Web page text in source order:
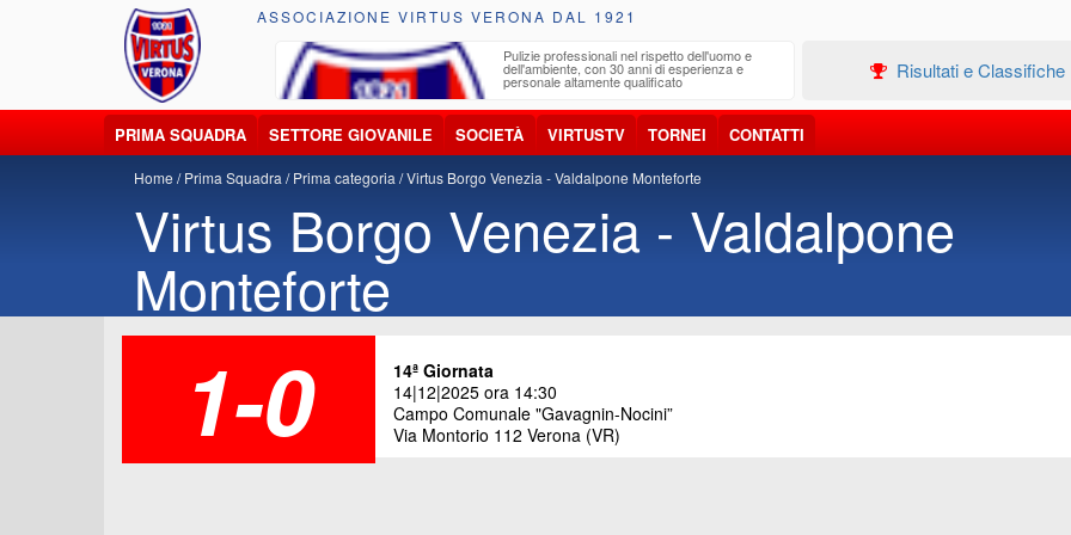
ASSOCIAZIONE VIRTUS VERONA DAL 1921
trasporto, smaltimento e recupero di Pulizie professionali nel rispetto dell'uomo e
dell'ambiente, con 30 anni di esperienza e
personale altamente qualificato Risultati e Classifiche
PRIMA SQUADRA SETTORE GIOVANILE SOCIETÀ VIRTUSTV TORNEI CONTATTI
Home Prima Squadra Prima categoria Virtus Borgo Venezia - Valdalpone Monteforte
Virtus Borgo Venezia - Valdalpone
Monteforte
1-0
14ª Giornata
14|12|2025 ora 14:30
Campo Comunale "Gavagnin-Nocini”
Via Montorio 112 Verona (VR)